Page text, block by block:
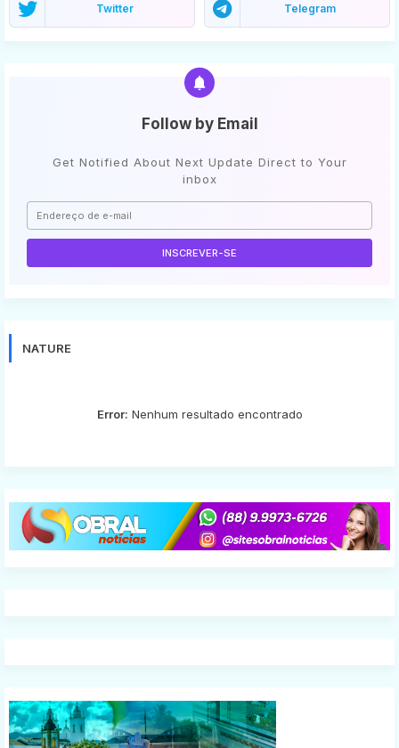
Twitter Telegram
Follow by Email
Get Notified About Next Update Direct to Your
inbox
NATURE
Error: Nenhum resultado encontrado